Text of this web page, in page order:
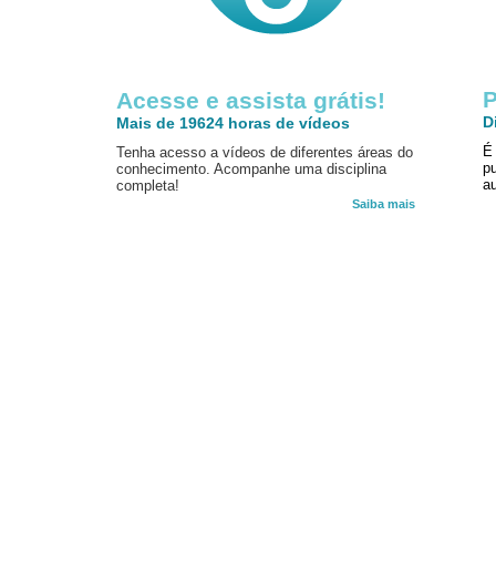
Acesse e assista grátis!
Mais de 19624 horas de vídeos
Tenha acesso a vídeos de diferentes áreas do
conhecimento. Acompanhe uma disciplina
completa!
Saiba mais